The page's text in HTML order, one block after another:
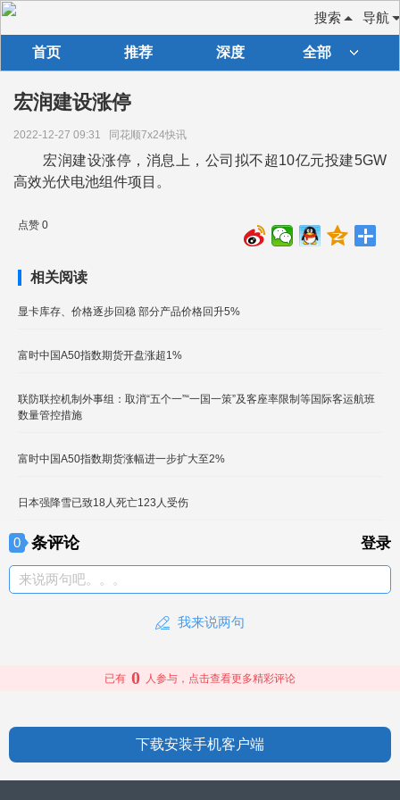
导航
搜索
首页 推荐 深度 全部
宏润建设涨停
2022-12-27 09:31 同花顺7x24快讯
宏润建设涨停，消息上，公司拟不超10亿元投建5GW
高效光伏电池组件项目。
点赞 0
相关阅读
显卡库存、价格逐步回稳 部分产品价格回升5%
富时中国A50指数期货开盘涨超1%
联防联控机制外事组：取消“五个一”“一国一策”及客座率限制等国际客运航班
数量管控措施
富时中国A50指数期货涨幅进一步扩大至2%
日本强降雪已致18人死亡123人受伤
0 条评论 登录
来说两句吧。。。
我来说两句
已有 0 人参与，点击查看更多精彩评论
下载安装手机客户端